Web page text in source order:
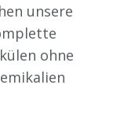
unsere
ohne